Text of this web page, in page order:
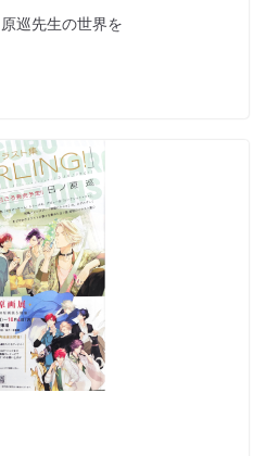
巡先生の世界を